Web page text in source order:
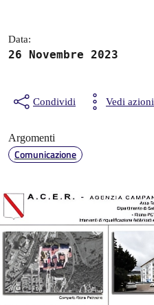
Data:
26 Novembre 2023
Condividi Vedi azioni
Argomenti
Comunicazione